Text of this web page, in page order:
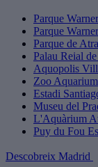
Parque
Parque
Parque de
Palau Reial
Aquopolis
Zoo
Estadi
Museu del
L'Aquàrium
Puy du Fou
Descobreix Madrid